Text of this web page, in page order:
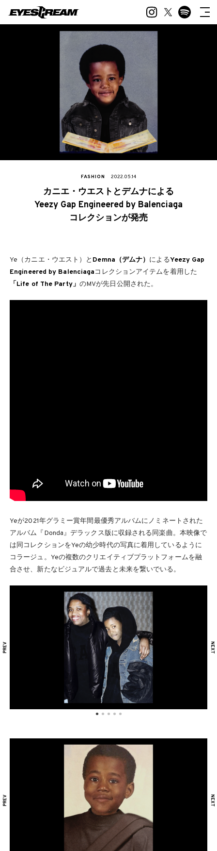
FASHION 2022.05.14
カニエ・ウエストとデムナによる
Yeezy Gap Engineered by Balenciaga
コレクションが発売
Ye（カニエ・ウエスト）と Demna（デムナ） によるYeezy Gap
Engineered by Balenciagaコレクションアイテムを着用した
「Life of The Party」 のMVが先日公開された。
Yeが2021年グラミー賞年間最優秀アルバムにノミネートされた
アルバム『Donda』デラックス版に収録される同楽曲。本映像で
は同コレクションをYeの幼少時代の写真に着用しているように
コラージュ。Yeの複数のクリエイティブプラットフォームを融
合させ、新たなビジュアルで過去と未来を繋いでいる。